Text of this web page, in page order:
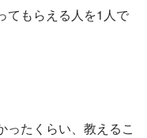
てもらえる人を1人で
ったくらい、教えるこ